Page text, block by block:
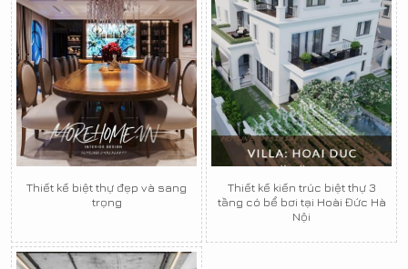
Thiết kế biệt thự đẹp và sang
trọng
Thiết kế kiến trúc biệt thự 3
tầng có bể bơi tại Hoài Đức Hà
Nội